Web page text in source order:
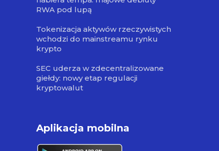
RWA pod lupą
Tokenizacja aktywów rzeczywistych
wchodzi do mainstreamu rynku
krypto
SEC uderza w zdecentralizowane
giełdy: nowy etap regulacji
kryptowalut
Aplikacja mobilna